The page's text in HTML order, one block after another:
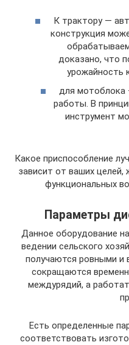
К трактору —
конструкция
доказано, что
урожайность
для мотоблока
работы. В
инструмент
Какое приспособление
зависит от ваших
функциональных
Параметры
Данное оборудование
ведении сельского
получаются ровными и
сокращаются
междурядий, а
Есть определенные
соответствовать